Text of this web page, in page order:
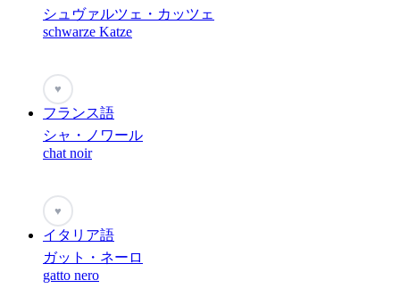
シュヴァルツェ・カッツェ
schwarze Katze
♥
フランス語
シャ・ノワール
chat noir
♥
イタリア語
ガット・ネーロ
gatto nero